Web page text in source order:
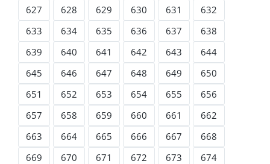
627
628 629 630 631
632
633
634 635 636 637
638
639
640 641 642 643
644
645
646 647 648 649
650
651
652 653 654 655
656
657
658 659 660 661
662
663
664 665 666 667
668
669
670 671 672 673
674